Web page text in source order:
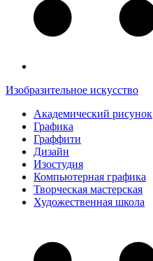
Изобразительное искусство
Академический рисунок
Графика
Граффити
Дизайн
Изостудия
Компьютерная графика
Творческая мастерская
Художественная школа